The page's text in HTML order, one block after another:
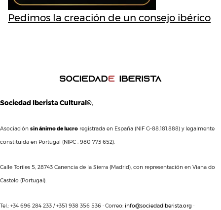
Pedimos la creación de un consejo ibérico
Sociedad Iberista Cultural©,
Asociación sin ánimo de lucro registrada en España (NIF G-88.181.888) y legalmente
constituida en Portugal (NIPC : 980 773 652).
Calle Toriles 5, 28743 Canencia de la Sierra (Madrid), con representación en Viana do
Castelo (Portugal).
Tel.: +34 696 284 233 / +351 938 356 536 · Correo: info@sociedadiberista.org ·